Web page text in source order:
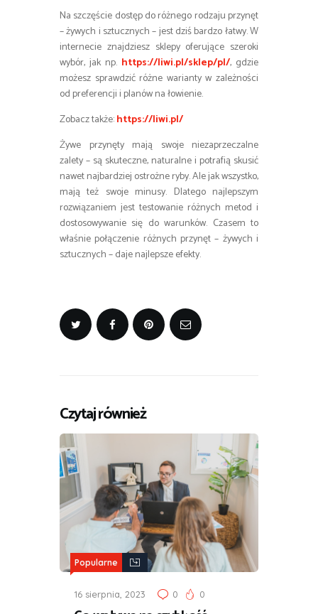
Na szczęście dostęp do różnego rodzaju przynęt
– żywych i sztucznych – jest dziś bardzo łatwy. W
internecie znajdziesz sklepy oferujące szeroki
wybór, jak np. https://liwi.pl/sklep/pl/, gdzie
możesz sprawdzić różne warianty w zależności
od preferencji i planów na łowienie.
Zobacz także:https://liwi.pl/
Żywe przynęty mają swoje niezaprzeczalne
zalety – są skuteczne, naturalne i potrafią skusić
nawet najbardziej ostrożne ryby. Ale jak wszystko,
mają też swoje minusy. Dlatego najlepszym
rozwiązaniem jest testowanie różnych metod i
dostosowywanie się do warunków. Czasem to
właśnie połączenie różnych przynęt – żywych i
sztucznych – daje najlepsze efekty.
Czytaj również
Popularne
16 sierpnia, 2023 0 0